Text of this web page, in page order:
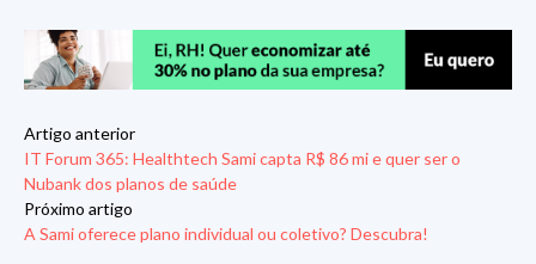
Artigo anterior
IT Forum 365: Healthtech Sami capta R$ 86 mi e quer ser o
Nubank dos planos de saúde
Próximo artigo
A Sami oferece plano individual ou coletivo? Descubra!